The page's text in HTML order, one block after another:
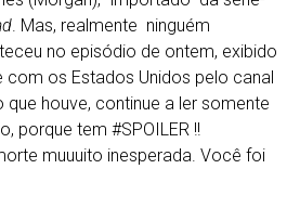
. Mas, realmente ninguém
no episódio de ontem, exibido
com os Estados Unidos pelo canal
que houve, continue a ler somente
porque tem #SPOILER !!
muuuito inesperada. Você foi